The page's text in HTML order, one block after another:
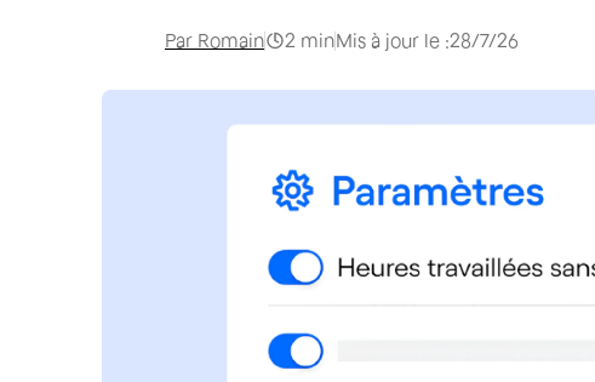
Par Romain 2 minMis à jour le :28/7/26